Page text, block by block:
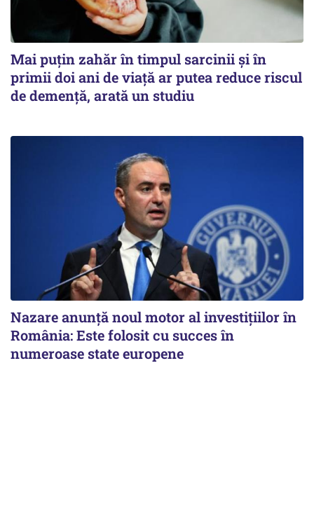
Mai puțin zahăr în timpul sarcinii și în
primii doi ani de viață ar putea reduce riscul
de demență, arată un studiu
Nazare anunță noul motor al investițiilor în
România: Este folosit cu succes în
numeroase state europene